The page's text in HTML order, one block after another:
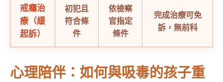
戒癮治
療（緩
起訴）
初犯且
符合條
件
依檢察
官指定
條件
完成治療可免
訴，無前科
心理陪伴：如何與吸毒的孩子重